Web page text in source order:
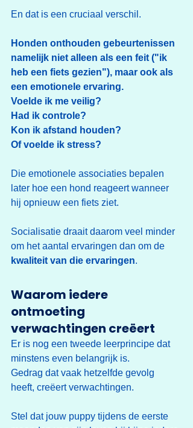
En dat is een cruciaal verschil.
Honden onthouden gebeurtenissen
namelijk niet alleen als een feit ("ik
heb een fiets gezien"), maar ook als
een emotionele ervaring.
Voelde ik me veilig?
Had ik controle?
Kon ik afstand houden?
Of voelde ik stress?
Die emotionele associaties bepalen
later hoe een hond reageert wanneer
hij opnieuw een fiets ziet.
Socialisatie draait daarom veel minder
om het aantal ervaringen dan om de
kwaliteit van die ervaringen.
Waarom iedere
ontmoeting
verwachtingen creëert
Er is nog een tweede leerprincipe dat
minstens even belangrijk is.
Gedrag dat vaak hetzelfde gevolg
heeft, creëert verwachtingen.
Stel dat jouw puppy tijdens de eerste